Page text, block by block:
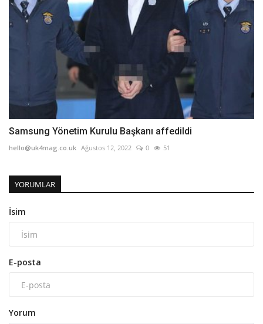
Samsung Yönetim Kurulu Başkanı affedildi
hello@uk4mag.co.uk Ağustos 12, 2022 0 51
YORUMLAR
İsim
E-posta
Yorum